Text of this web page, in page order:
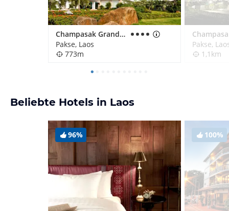
Champasak Grand Hotel
Pakse, Laos
773m
Pakse,
1,1km
Beliebte Hotels in Laos
96% 100%